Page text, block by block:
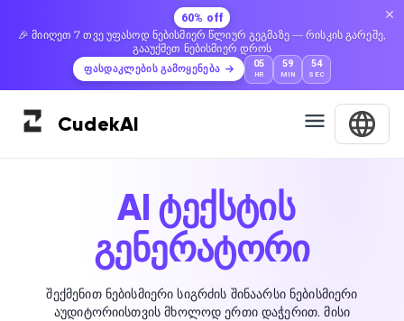
60% off
🎉 მიიღეთ 7 თვე უფასოდ ნებისმიერ წლიურ გეგმაზე — რისკის გარეშე,
გააუქმეთ ნებისმიერ დროს
ფასდაკლების გამოყენება 05
HR
59
MIN
53
SEC
CudekAI
AI ტექსტის
გენერატორი
შექმენით ნებისმიერი სიგრძის შინაარსი ნებისმიერი
აუდიტორიისთვის მხოლოდ ერთი დაჭერით. მისი